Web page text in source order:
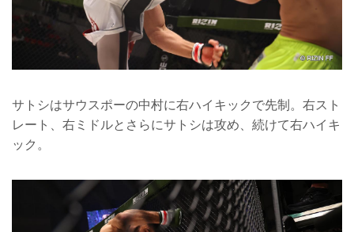
サトシはサウスポーの中村に右ハイキックで先制。右スト
レート、右ミドルとさらにサトシは攻め、続けて右ハイキ
ック。